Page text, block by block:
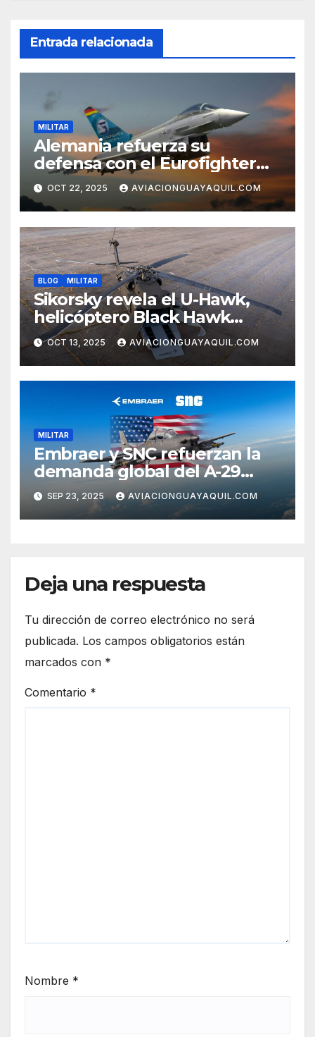
Entrada relacionada
MILITAR
Alemania refuerza su
defensa con el Eurofighter
Tranche 5
OCT 22, 2025 AVIACIONGUAYAQUIL.COM
BLOG MILITAR
Sikorsky revela el U-Hawk,
helicóptero Black Hawk
autónomo
OCT 13, 2025 AVIACIONGUAYAQUIL.COM
MILITAR
Embraer y SNC refuerzan la
demanda global del A-29
Super Tucano
SEP 23, 2025 AVIACIONGUAYAQUIL.COM
Deja una respuesta
Tu dirección de correo electrónico no será
publicada. Los campos obligatorios están
marcados con *
Comentario *
Nombre *